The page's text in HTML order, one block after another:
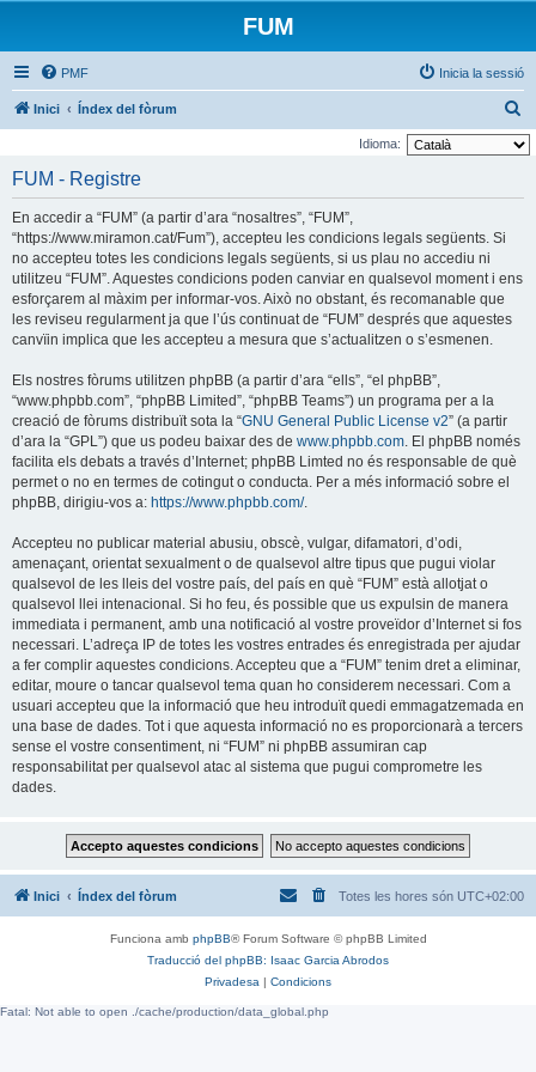
FUM
PMF Inicia la sessió
Inici Índex del fòrum
e
Idioma:
FUM - Registre
En accedir a “FUM” (a partir d’ara “nosaltres”, “FUM”,
“https://www.miramon.cat/Fum”), accepteu les condicions legals següents. Si
no accepteu totes les condicions legals següents, si us plau no accediu ni
utilitzeu “FUM”. Aquestes condicions poden canviar en qualsevol moment i ens
esforçarem al màxim per informar-vos. Això no obstant, és recomanable que
les reviseu regularment ja que l’ús continuat de “FUM” després que aquestes
canvïin implica que les accepteu a mesura que s’actualitzen o s’esmenen.
Els nostres fòrums utilitzen phpBB (a partir d’ara “ells”, “el phpBB”,
“www.phpbb.com”, “phpBB Limited”, “phpBB Teams”) un programa per a la
creació de fòrums distribuït sota la “GNU General Public License v2” (a partir
d’ara la “GPL”) que us podeu baixar des de www.phpbb.com. El phpBB només
facilita els debats a través d’Internet; phpBB Limted no és responsable de què
permet o no en termes de cotingut o conducta. Per a més informació sobre el
phpBB, dirigiu-vos a: https://www.phpbb.com/.
Accepteu no publicar material abusiu, obscè, vulgar, difamatori, d’odi,
amenaçant, orientat sexualment o de qualsevol altre tipus que pugui violar
qualsevol de les lleis del vostre país, del país en què “FUM” està allotjat o
qualsevol llei intenacional. Si ho feu, és possible que us expulsin de manera
immediata i permanent, amb una notificació al vostre proveïdor d’Internet si fos
necessari. L’adreça IP de totes les vostres entrades és enregistrada per ajudar
a fer complir aquestes condicions. Accepteu que a “FUM” tenim dret a eliminar,
editar, moure o tancar qualsevol tema quan ho considerem necessari. Com a
usuari accepteu que la informació que heu introduït quedi emmagatzemada en
una base de dades. Tot i que aquesta informació no es proporcionarà a tercers
sense el vostre consentiment, ni “FUM” ni phpBB assumiran cap
responsabilitat per qualsevol atac al sistema que pugui comprometre les
dades.
Inici Índex del fòrum Totes les hores són UTC+02:00
Funciona amb phpBB® Forum Software © phpBB Limited
Traducció del phpBB: Isaac Garcia Abrodos
Privadesa | Condicions
Fatal: Not able to open ./cache/production/data_global.php